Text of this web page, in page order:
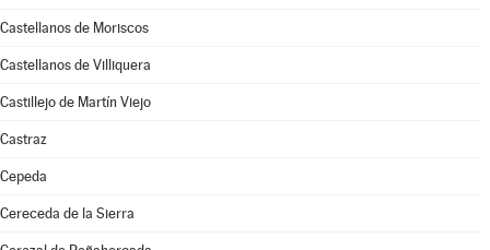
Castellanos de Moriscos
Castellanos de Villiquera
Castillejo de Martín Viejo
Castraz
Cepeda
Cereceda de la Sierra